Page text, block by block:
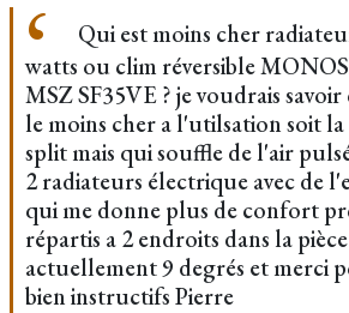
Qui est moins cher
watts ou clim réversible
MSZ SF35VE ? je voudrais
le moins cher a l'utilsation soit
split mais qui souffle de l'air
2 radiateurs électrique avec de
qui me donne plus de confort
répartis a 2 endroits dans la
actuellement 9 degrés et merci
bien instructifs Pierre